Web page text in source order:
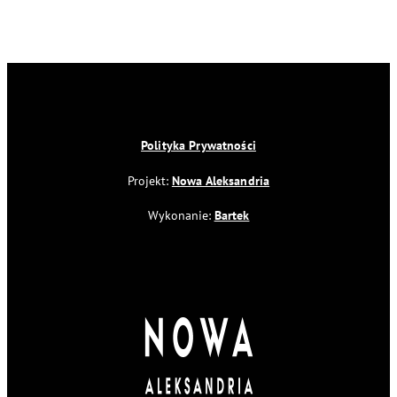
Polityka Prywatności
Projekt: Nowa Aleksandria
Wykonanie: Bartek